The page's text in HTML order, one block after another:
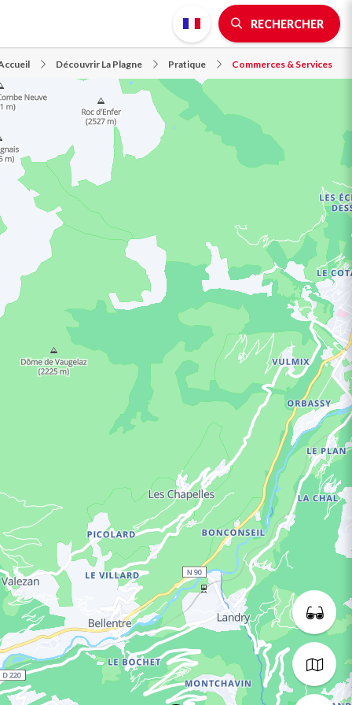
RECHERCHER
Découvrir La Plagne Pratique Commerces & Services